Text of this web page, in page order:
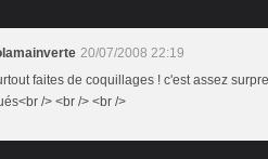
20/07/2008 22:19
faites de coquillages ! c'est assez
/> <br /> <br />